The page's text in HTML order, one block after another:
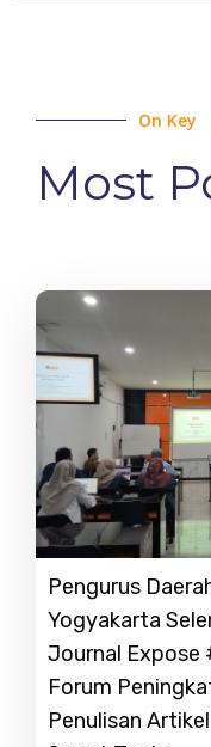
On Key
Most
Pengurus
Yogyakarta
Journal Expose
Forum
Penulisan